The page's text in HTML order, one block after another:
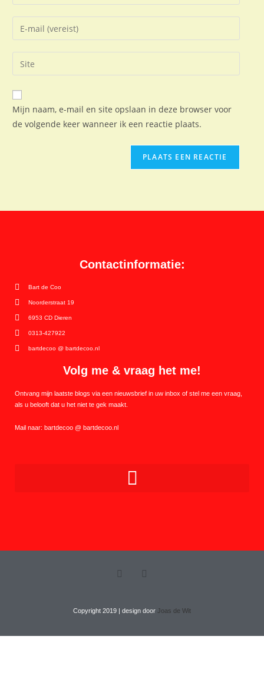
Mijn naam, e-mail en site opslaan in deze browser voor
de volgende keer wanneer ik een reactie plaats.
Volg me & vraag het me!
Ontvang mijn laatste blogs via een nieuwsbrief in uw inbox of stel me een vraag,
als u belooft dat u het niet te gek maakt.
Mail naar: bartdecoo @ bartdecoo.nl
Contactinformatie:
Bart de Coo
Noorderstraat 19
6953 CD Dieren
0313-427922
bartdecoo @ bartdecoo.nl
Copyright 2019 | design door Joas de Wit